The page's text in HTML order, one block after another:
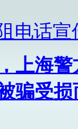
电话宣
上海
骗受